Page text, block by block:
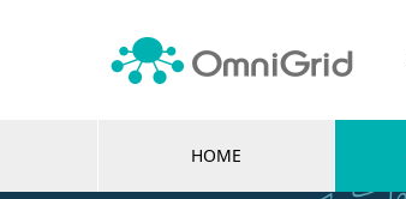
HOME